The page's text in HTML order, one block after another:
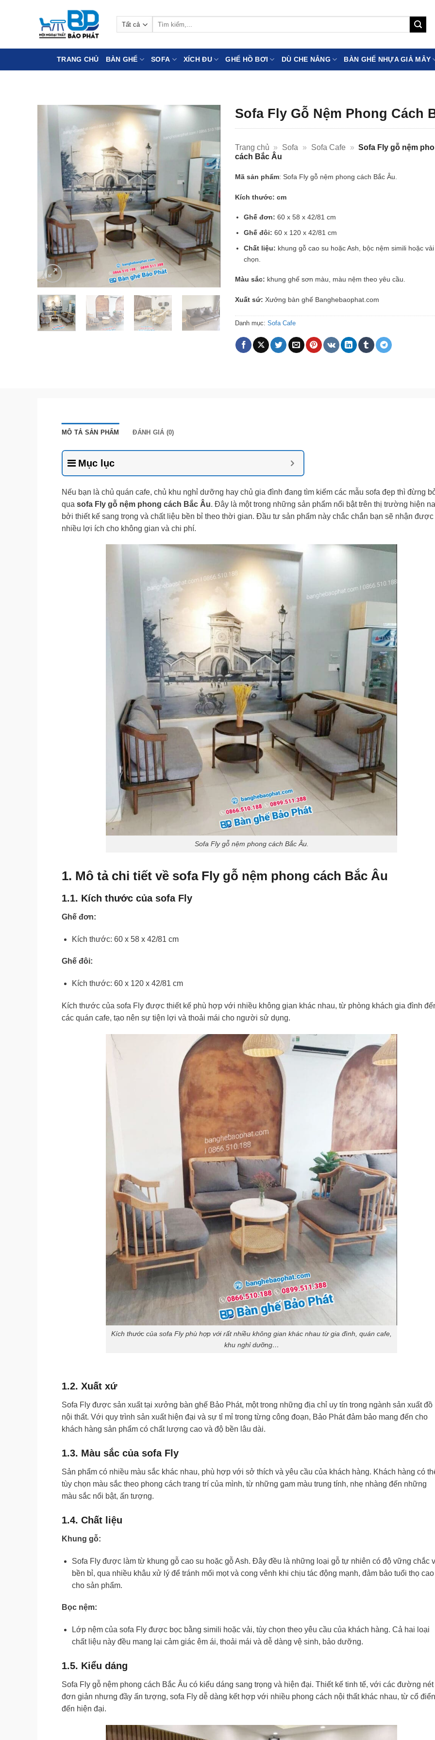
TRANG CHỦ BÀN GHẾ SOFA XÍCH ĐU GHẾ HỒ BƠI DÙ CHE NẮNG BÀN GHẾ NHỰA GIẢ MÂY
Sofa Fly Gỗ Nệm Phong Cách
Trang chủ » Sofa » Sofa Cafe » Sofa Fly gỗ nệm
cách Bắc Âu
Mã sản phẩm: Sofa Fly gỗ nệm phong cách Bắc Âu.
Kích thước: cm
Ghế đơn: 60 x 58 x 42/81 cm
Ghế đôi:60 x 120 x 42/81 cm
Chất liệu: khung gỗ cao su hoặc Ash, bộc nệm simili hoặc
chọn.
Màu sắc: khung ghế sơn màu, màu nệm theo yêu cầu.
Xuất sứ: Xưởng bàn ghế Banghebaophat.com
Danh mục: Sofa Cafe
MÔ TẢ SẢN PHẨM ĐÁNH GIÁ (0)
Mục lục
Nếu bạn là chủ quán cafe, chủ khu nghỉ dưỡng hay chủ gia đình đang tìm kiếm các mẫu sofa đẹp thì đừng
qua sofa Fly gỗ nệm phong cách Bắc Âu. Đây là một trong những sản phẩm nổi bật trên thị trường hiện
bởi thiết kế sang trọng và chất liệu bền bỉ theo thời gian. Đầu tư sản phẩm này chắc chắn bạn sẽ nhận được
nhiều lợi ích cho không gian và chi phí.
Sofa Fly gỗ nệm phong cách Bắc Âu.
1. Mô tả chi tiết về sofa Fly gỗ nệm phong cách Bắc Âu
1.1. Kích thước của sofa Fly
Ghế đơn:
Kích thước: 60 x 58 x 42/81 cm
Ghế đôi:
Kích thước: 60 x 120 x 42/81 cm
Kích thước của sofa Fly được thiết kế phù hợp với nhiều không gian khác nhau, từ phòng khách gia đình
các quán cafe, tạo nên sự tiện lợi và thoải mái cho người sử dụng.
Kích thước của sofa Fly phù hợp với rất nhiều không gian khác nhau từ gia đình, quán cafe,
khu nghỉ dưỡng…
1.2. Xuất xứ
Sofa Fly được sản xuất tại xưởng bàn ghế Bảo Phát, một trong những địa chỉ uy tín trong ngành sản xuất đồ
nội thất. Với quy trình sản xuất hiện đại và sự tỉ mỉ trong từng công đoạn, Bảo Phát đảm bảo mang đến cho
khách hàng sản phẩm có chất lượng cao và độ bền lâu dài.
1.3. Màu sắc của sofa Fly
Sản phẩm có nhiều màu sắc khác nhau, phù hợp với sở thích và yêu cầu của khách hàng. Khách hàng có
tùy chọn màu sắc theo phong cách trang trí của mình, từ những gam màu trung tính, nhẹ nhàng đến những
màu sắc nổi bật, ấn tượng.
1.4. Chất liệu
Khung gỗ:
Sofa Fly được làm từ khung gỗ cao su hoặc gỗ Ash. Đây đều là những loại gỗ tự nhiên có độ vững chắc
bền bỉ, qua nhiều khâu xử lý để tránh mối mọt và cong vênh khi chịu tác động mạnh, đảm bảo tuổi thọ cao
cho sản phẩm.
Bọc nệm:
Lớp nệm của sofa Fly được bọc bằng simili hoặc vải, tùy chọn theo yêu cầu của khách hàng. Cả hai loại
chất liệu này đều mang lại cảm giác êm ái, thoải mái và dễ dàng vệ sinh, bảo dưỡng.
1.5. Kiểu dáng
Sofa Fly gỗ nệm phong cách Bắc Âu có kiểu dáng sang trọng và hiện đại. Thiết kế tinh tế, với các đường nét
đơn giản nhưng đầy ấn tượng, sofa Fly dễ dàng kết hợp với nhiều phong cách nội thất khác nhau, từ cổ điển
đến hiện đại.